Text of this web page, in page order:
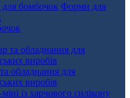
Форми для
обладнання для
виробів